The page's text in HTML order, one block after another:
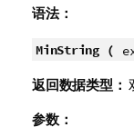
语法：
MinString (
返回数据类型：
参数：